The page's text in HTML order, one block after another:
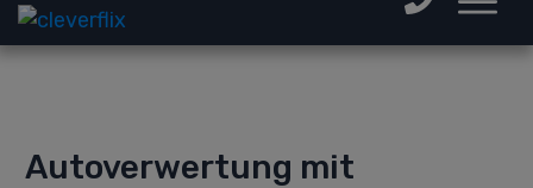
Autoverwertung mit